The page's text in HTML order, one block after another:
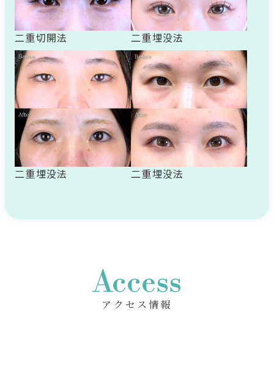
二重切開法 二重埋没法
二重埋没法 二重埋没法
Access
アクセス情報